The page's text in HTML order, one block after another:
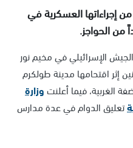
إجراءاتها العسكرية في
من الحواجز.
الإسرائيلي في مخيم نور
إثر اقتحامها مدينة طولكرم
الغربية، فيما أعلنتوزارة
تعليق الدوام في عدة مدارس